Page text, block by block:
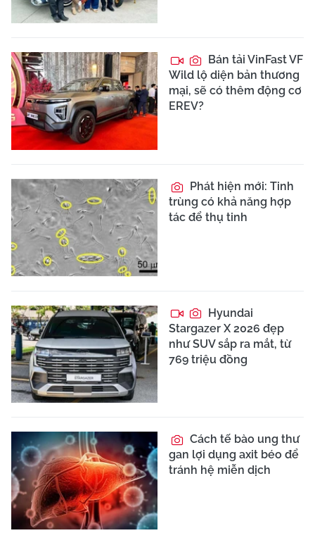
Bán tải VinFast VF
Wild lộ diện bản thương
mại, sẽ có thêm động cơ
EREV?
Phát hiện mới: Tinh
trùng có khả năng hợp
tác để thụ tinh
Hyundai
Stargazer X 2026 đẹp
như SUV sắp ra mắt, từ
769 triệu đồng
Cách tế bào ung thư
gan lợi dụng axit béo để
tránh hệ miễn dịch